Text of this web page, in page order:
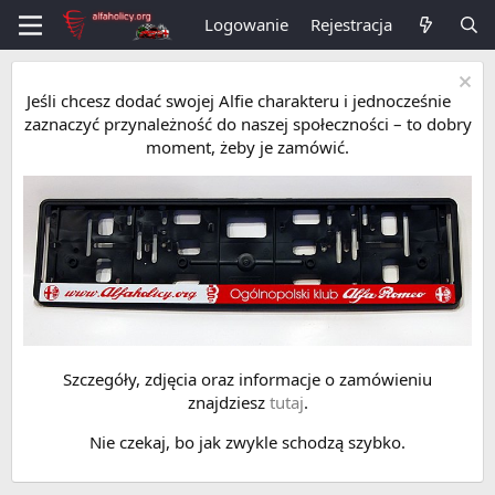
Logowanie Rejestracja
Jeśli chcesz dodać swojej Alfie charakteru i jednocześnie
zaznaczyć przynależność do naszej społeczności – to dobry
moment, żeby je zamówić.
Szczegóły, zdjęcia oraz informacje o zamówieniu
znajdziesz tutaj.
Nie czekaj, bo jak zwykle schodzą szybko.